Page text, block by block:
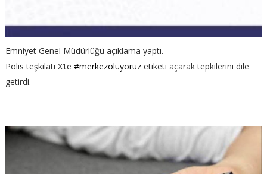
Emniyet Genel Müdürlüğü açıklama yaptı.
Polis teşkilatı X’te #merkezölüyoruzetiketi açarak tepkilerini dile
getirdi.